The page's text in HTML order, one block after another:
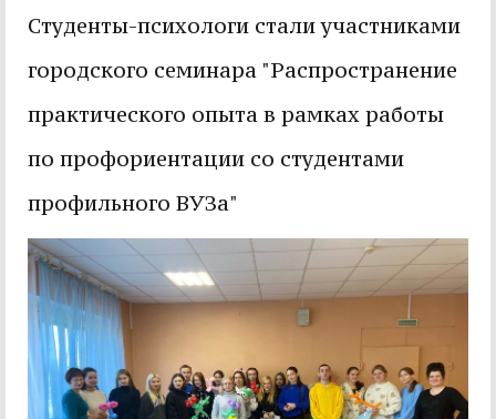
Cтуденты-психологи стали участниками
городского семинара "Распространение
практического опыта в рамках работы
по профориентации со студентами
профильного ВУЗа"